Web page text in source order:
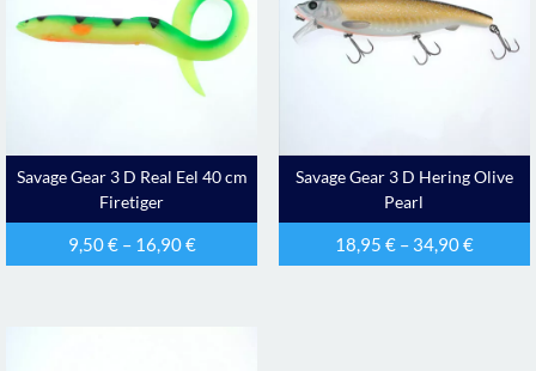
Savage Gear 3 D Real Eel 40 cm
Firetiger
9,50€– 16,90€
Savage Gear 3 D Hering Olive
Pearl
18,95 €– 34,90€